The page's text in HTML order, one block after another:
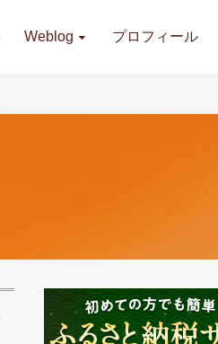
Weblog プロフィール